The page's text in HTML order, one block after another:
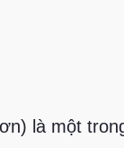
là một